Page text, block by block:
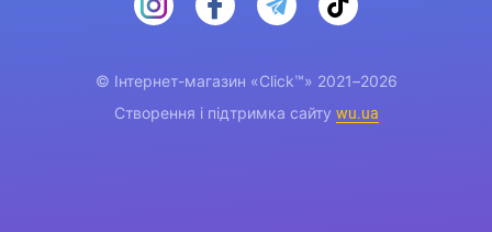
© Інтернет-магазин «Click™» 2021–2026
Створення і підтримка сайту wu.ua